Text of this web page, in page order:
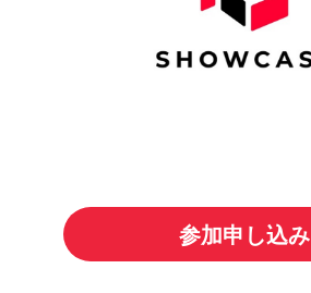
参加申し込み